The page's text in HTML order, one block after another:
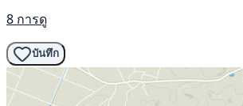
8 การดู
บันทึก